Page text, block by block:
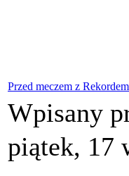
Przed meczem z
Wpisany
piątek, 17